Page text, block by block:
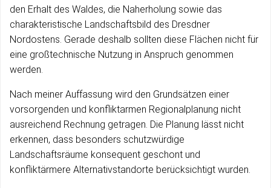
den Erhalt des Waldes, die Naherholung sowie das
charakteristische Landschaftsbild des Dresdner
Nordostens. Gerade deshalb sollten diese Flächen nicht für
eine großtechnische Nutzung in Anspruch genommen
werden.
Nach meiner Auffassung wird den Grundsätzen einer
vorsorgenden und konfliktarmen Regionalplanung nicht
ausreichend Rechnung getragen. Die Planung lässt nicht
erkennen, dass besonders schutzwürdige
Landschaftsräume konsequent geschont und
konfliktärmere Alternativstandorte berücksichtigt wurden.